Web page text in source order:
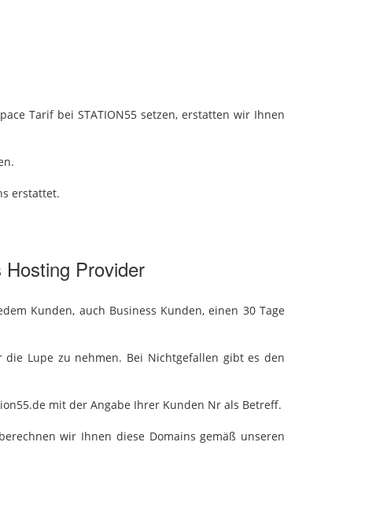
Tarif bei STATION55 setzen, erstatten wir Ihnen
erstattet.
Provider
Kunden, auch Business Kunden, einen 30 Tage
Lupe zu nehmen. Bei Nichtgefallen gibt es den
mit der Angabe Ihrer Kunden Nr als Betreff.
wir Ihnen diese Domains gemäß unseren